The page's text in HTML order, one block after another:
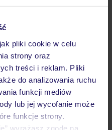
pliki cookie w celu
strony oraz
treści i reklam. Pliki
do analizowania ruchu
funkcji mediów
lub jej wycofanie może
funkcje strony.
wyrażasz zgodę na